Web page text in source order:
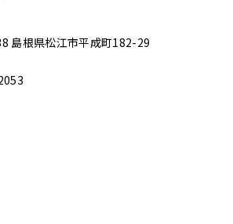
島根県松江市平成町182-29